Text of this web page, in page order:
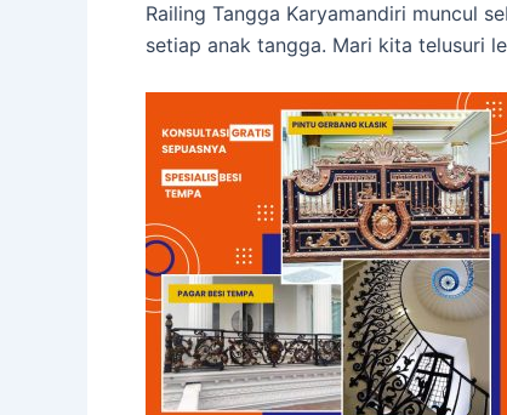
Railing Tangga Karyamandiri muncul
setiap anak tangga. Mari kita telusuri